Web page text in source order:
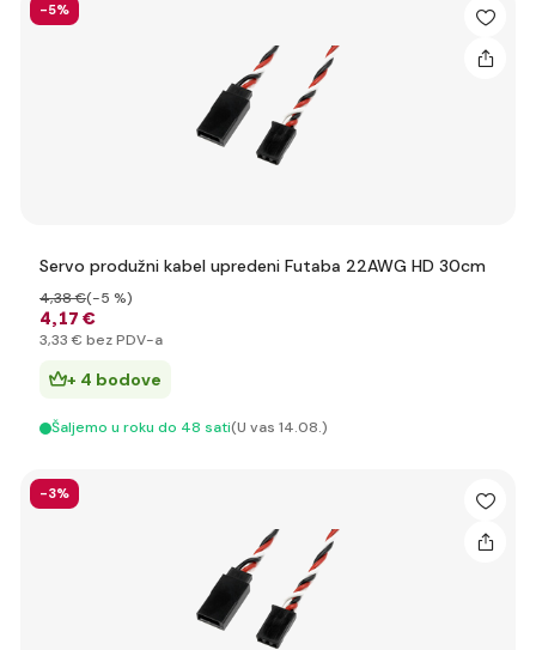
-5%
Servo produžni kabel upredeni Futaba 22AWG HD 30cm
4,17 €
4,38 €(-5 %)
3,33 € bez PDV-a
+ 4 bodove
Šaljemo u roku do 48 sati(U vas 14.08.)
-3%